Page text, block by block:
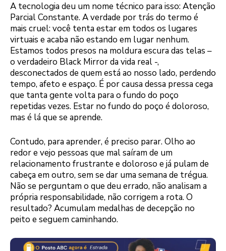
A tecnologia deu um nome técnico para isso: Atenção
Parcial Constante. A verdade por trás do termo é
mais cruel: você tenta estar em todos os lugares
virtuais e acaba não estando em lugar nenhum.
Estamos todos presos na moldura escura das telas –
o verdadeiro Black Mirror da vida real -,
desconectados de quem está ao nosso lado, perdendo
tempo, afeto e espaço. É por causa dessa pressa cega
que tanta gente volta para o fundo do poço
repetidas vezes. Estar no fundo do poço é doloroso,
mas é lá que se aprende.
Contudo, para aprender, é preciso parar. Olho ao
redor e vejo pessoas que mal saíram de um
relacionamento frustrante e doloroso e já pulam de
cabeça em outro, sem se dar uma semana de trégua.
Não se perguntam o que deu errado, não analisam a
própria responsabilidade, não corrigem a rota. O
resultado? Acumulam medalhas de decepção no
peito e seguem caminhando.